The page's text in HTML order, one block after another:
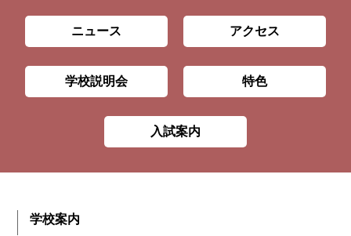
ニュース アクセス
学校説明会 特色
入試案内
学校案内